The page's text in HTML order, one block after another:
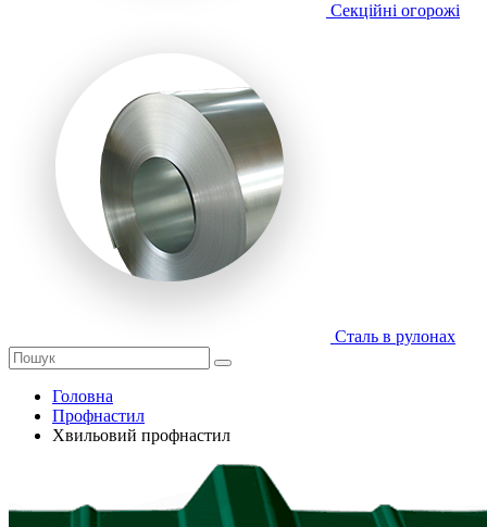
Секційні огорожі
Сталь в рулонах
Головна
Профнастил
Хвильовий профнастил